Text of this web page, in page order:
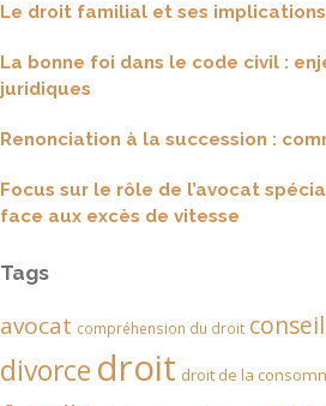
Le droit familial et ses implications
La bonne foi dans le code civil :
juridiques
Renonciation à la succession :
Focus sur le rôle de l’avocat
face aux excès de vitesse
Tags
avocat compréhension du droit
divorce droit droit de la